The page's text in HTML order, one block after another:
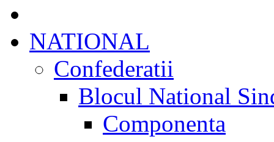
NATIONAL
Confederatii
Blocul National
Componenta